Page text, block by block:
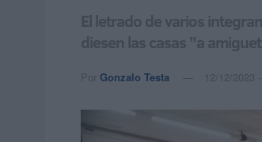
El letrado de varios
diesen las casas "a
Por Gonzalo Testa 12/12/2023 -